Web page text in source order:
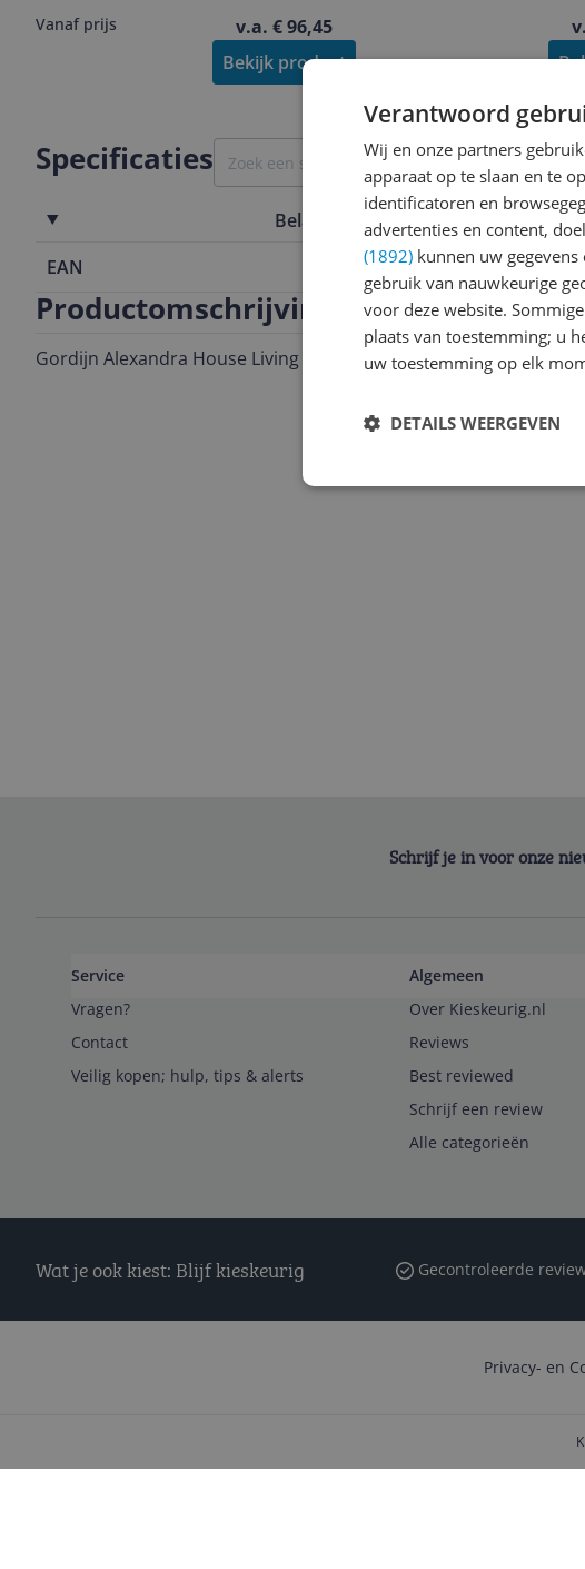
Vanaf prijs
v.a. € 96,45
Bekijk product
Specificaties
Belangrijkste kenmerken
EAN
8435767266000
Productomschrijving
Gordijn Alexandra House Living Lisboa Wit 400 x 270 x 1 cm
Schrijf je in voor onze
Service
Vragen?
Contact
Veilig kopen; hulp, tips & alerts
Algemeen
Over Kieskeurig.nl
Reviews
Best reviewed
Schrijf een review
Alle categorieën
Wat je ook kiest: Blijf kieskeurig Gecontroleerde
Privacy- en
Verantwoord
Wij en onze partners
apparaat op te slaan en te
identificatoren en
advertenties en content,
(1892) kunnen uw
gebruik van nauwkeurige
voor deze website.
plaats van toestemming; u
uw toestemming op elk
DETAILS WEERGEVEN